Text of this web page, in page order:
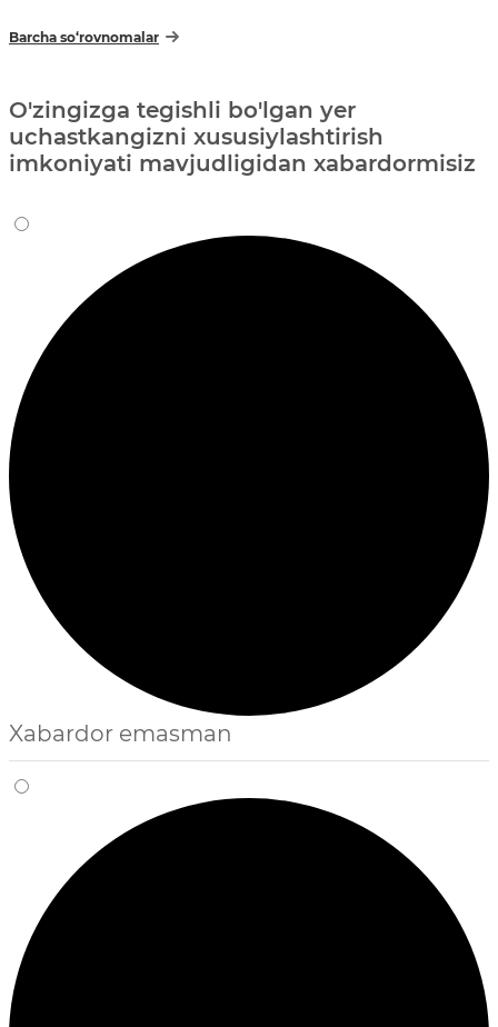
Barcha so‘rovnomalar
O'zingizga tegishli bo'lgan yer
uchastkangizni xususiylashtirish
imkoniyati mavjudligidan xabardormisiz
Xabardor emasman